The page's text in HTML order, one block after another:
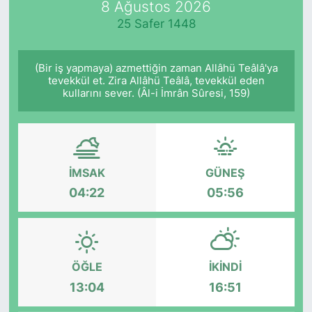
8 Ağustos 2026
25 Safer 1448
(Bir iş yapmaya) azmettiğin zaman Allâhü Teâlâ'ya
tevekkül et. Zira Allâhü Teâlâ, tevekkül eden
kullarını sever. (Âl-i İmrân Sûresi, 159)
İMSAK
04:22
GÜNEŞ
05:56
ÖĞLE
13:04
İKINDI
16:51
KÖŞE YAZILARI
KÖŞE YAZILARI (Arşiv)
KÜLTÜR SANAT
RÖPORTAJ
SARIYER HABERLERİ
SARIYER İMAR BARIŞI
SEKTÖR